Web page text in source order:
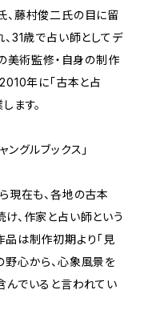
、藤村俊二氏の目に留
31歳で占い師としてデ
美術監修・自身の制作
年に「古本と占
ます。
グルブックス」
現在も、各地の古本
、作家と占い師という
品は制作初期より「見
野心から、心象風景を
んでいると言われてい